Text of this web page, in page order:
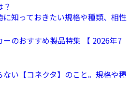
に知っておきたい規格や種類、相性
ーのおすすめ製品特集 【 2026年7
ない【コネクタ】のこと。規格や種